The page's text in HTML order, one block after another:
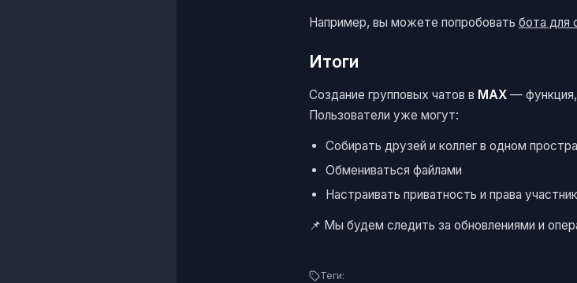
Например, вы можете попробовать бота для
Итоги
Создание групповых чатов в MAX — функция,
Пользователи уже могут:
Собирать друзей и коллег в одном
Обмениваться файлами
Настраивать приватность и права
📌 Мы будем следить за обновлениями и
Теги: